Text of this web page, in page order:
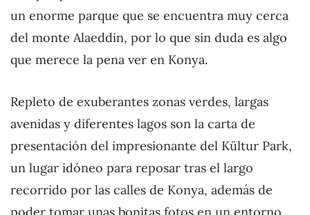
un enorme parque que se encuentra muy cerca
del monte Alaeddin, por lo que sin duda es algo
que merece la pena ver en Konya.
Repleto de exuberantes zonas verdes, largas
avenidas y diferentes lagos son la carta de
presentación del impresionante del Kültur Park,
un lugar idóneo para reposar tras el largo
recorrido por las calles de Konya, además de